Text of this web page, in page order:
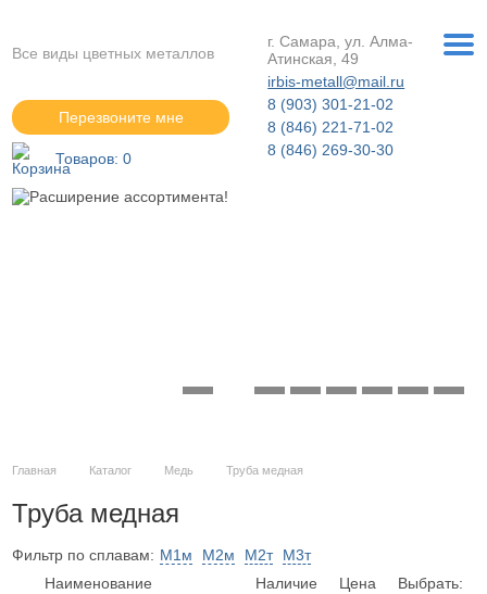
Все виды цветных металлов
г. Самара, ул. Алма-
Атинская, 49
irbis-metall@mail.ru
8 (903) 301-21-02
8 (846) 221-71-02
8 (846) 269-30-30
Перезвоните мне
Товаров:0
Главная Каталог Медь Труба медная
Труба медная
Фильтр по сплавам: М1м М2м М2т
М3т
Наименование
Наличие Цена Выбрать: